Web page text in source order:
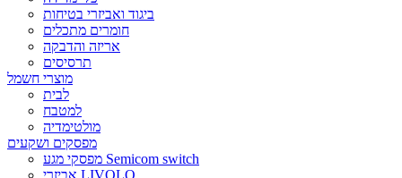
ביגוד ואביזרי בטיחות
חומרים מתכלים
אריזה והדבקה
תרסיסים
מוצרי חשמל
לבית
למטבח
מולטימדיה
מפסקים ושקעים
מפסקי מגע Semicom switch